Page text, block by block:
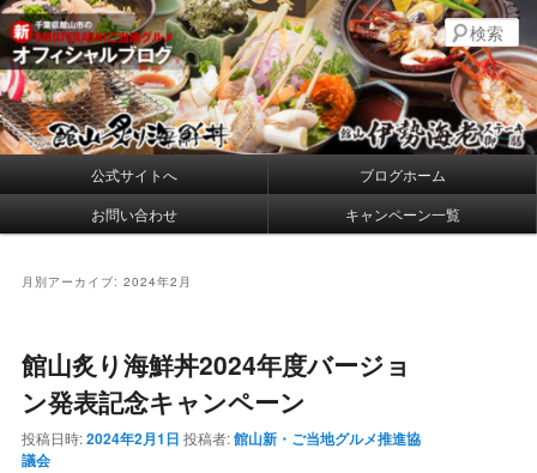
メ
イ
ン
コ
ン
テ
ツ
移
サ
ブ
コ
ン
テ
ン
へ
動
館山炙り海鮮丼・館山伊勢海老ステー
キ御膳 公式ブログ
千葉県館山の新・プレミアムご当地グルメ
検
索
イ
メ
公式サイトへ
ブログホーム
お問い合わせ
キャンペーン一覧
月別アーカイブ: 2024年2月
館山炙り海鮮丼2024年度バージョ
ン発表記念キャンペーン
投稿日時:2024年2月1日 投稿者:館山新・ご当地グルメ推進協
議会